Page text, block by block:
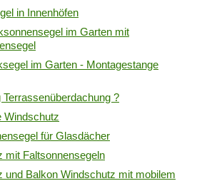
in Innenhöfen
im Garten mit
im Garten - Montagestange
?
Windschutz
für Glasdächer
mit Faltsonnensegeln
und Balkon Windschutz mit mobilem